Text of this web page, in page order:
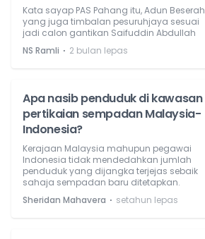
Kata sayap PAS Pahang itu, Adun Beserah
yang juga timbalan pesuruhjaya sesuai
jadi calon gantikan Saifuddin Abdullah
NS Ramli ⋅ 2 bulan lepas
Apa nasib penduduk di kawasan
pertikaian sempadan Malaysia-
Indonesia?
Kerajaan Malaysia mahupun pegawai
Indonesia tidak mendedahkan jumlah
penduduk yang dijangka terjejas sebaik
sahaja sempadan baru ditetapkan.
Sheridan Mahavera ⋅ setahun lepas